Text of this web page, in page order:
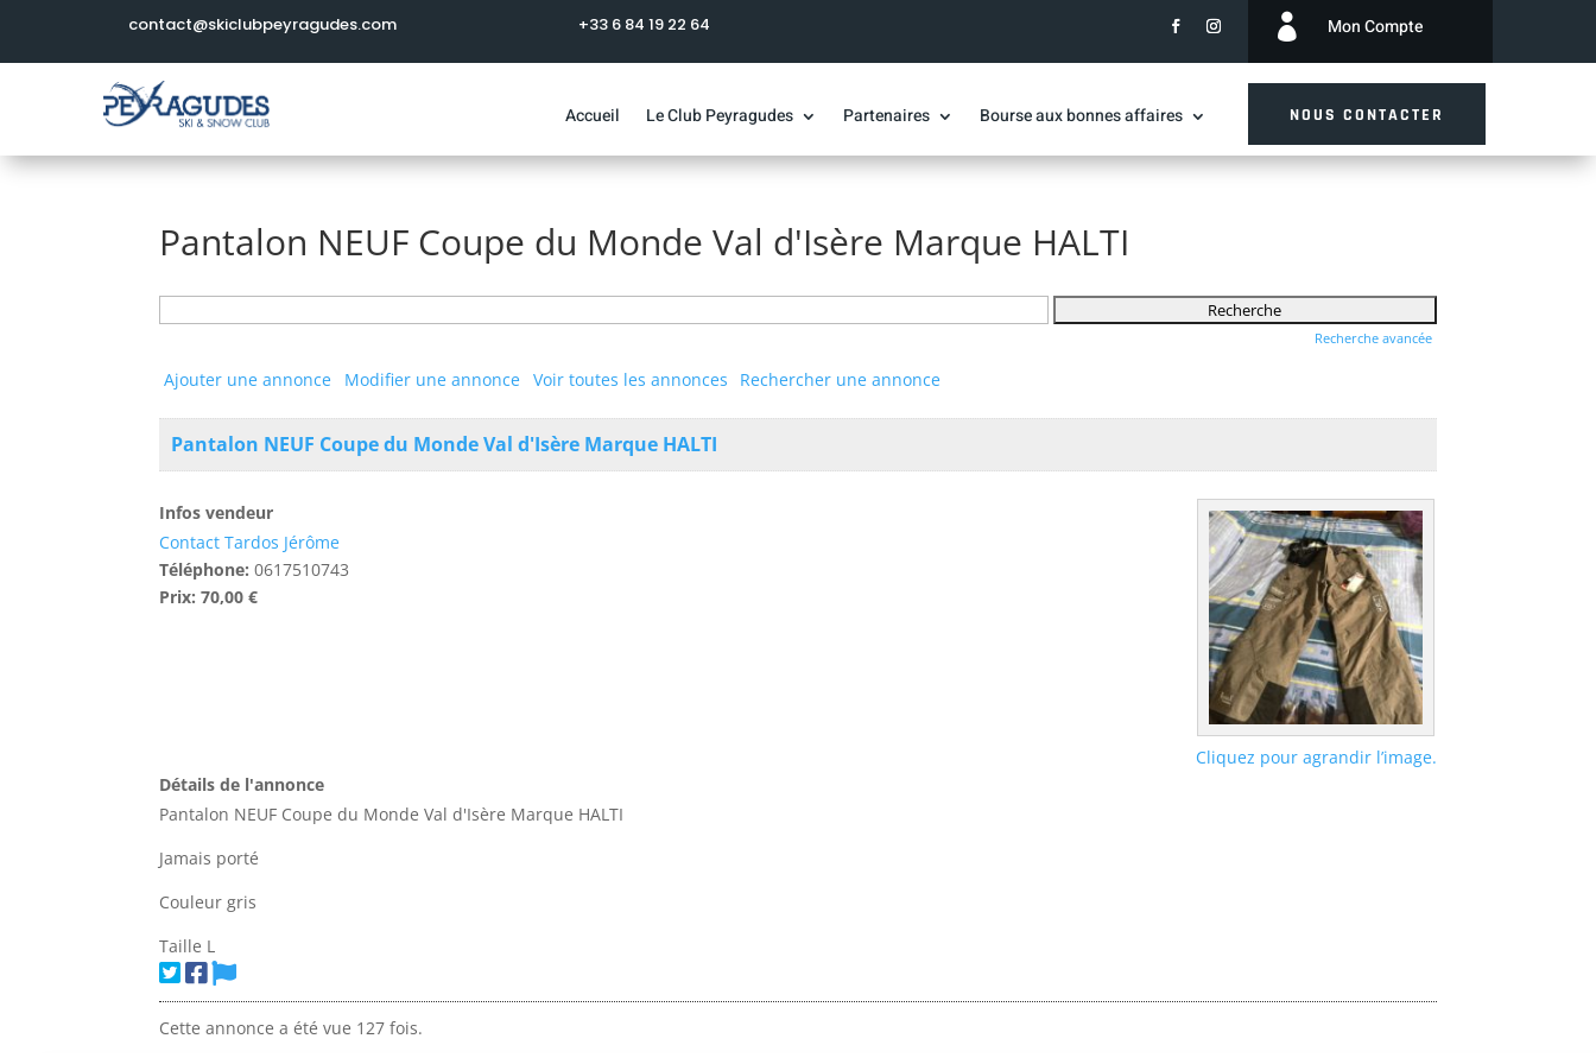
contact@skiclubpeyragudes.com +33 6 84 19 22 64  Mon Compte
Accueil Le Club Peyragudes Partenaires Bourse aux bonnes affaires NOUS CONTACTER
Pantalon NEUF Coupe du Monde Val d'Isère Marque HALTI
Recherche avancée
Ajouter une annonce Modifier une annonce Voir toutes les annonces Rechercher une annonce
Pantalon NEUF Coupe du Monde Val d'Isère Marque HALTI
Cliquez pour agrandir l’image.
Infos vendeur
Contact Tardos Jérôme
Téléphone: 0617510743
Prix: 70,00 €
Détails de l'annonce
Pantalon NEUF Coupe du Monde Val d'Isère Marque HALTI
Jamais porté
Couleur gris
Taille L
Cette annonce a été vue 127 fois.